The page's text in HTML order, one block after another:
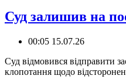
Суд залишив на
00:05 15.07.26
️Суд відмовився відправити
клопотання щодо